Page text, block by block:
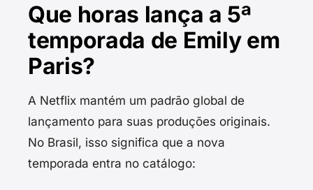
Que horas lança a 5ª
temporada de Emily em
Paris?
A Netflix mantém um padrão global de
lançamento para suas produções originais.
No Brasil, isso significa que a nova
temporada entra no catálogo: